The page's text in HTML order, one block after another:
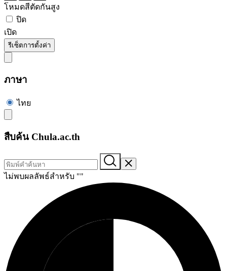
โหมดสีตัดกันสูง
ปิด
เปิด
รีเซ็ตการตั้งค่า
ภาษา
ไทย
สืบค้น Chula.ac.th
ไม่พบผลลัพธ์สำหรับ ""